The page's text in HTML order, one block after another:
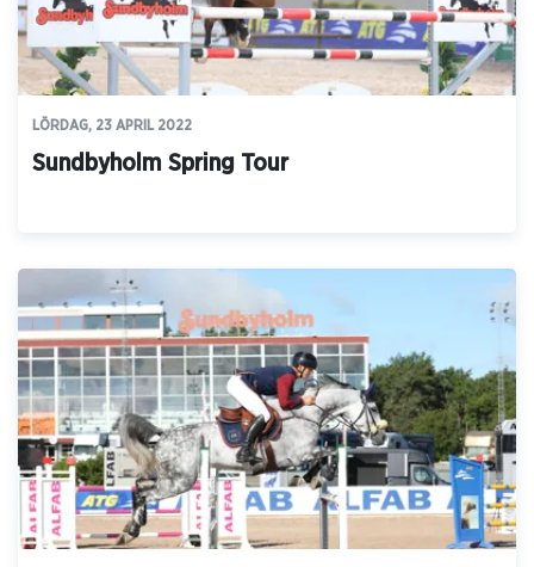
LÖRDAG, 23 APRIL 2022
Sundbyholm Spring Tour